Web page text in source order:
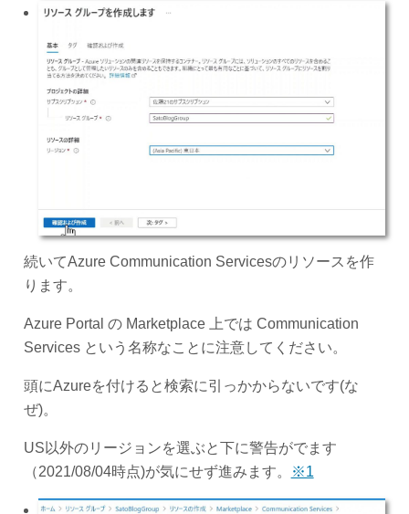
続いてAzure Communication Servicesのリソースを作
ります。
Azure Portal の Marketplace 上では Communication
Services という名称なことに注意してください。
頭にAzureを付けると検索に引っかからないです(な
ぜ)。
US以外のリージョンを選ぶと下に警告がでます
（2021/08/04時点)が気にせず進みます。
※1